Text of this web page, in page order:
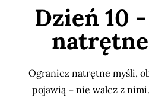
Dzień 10
Ogranicz natrętne myśli,
pojawią – nie walcz z